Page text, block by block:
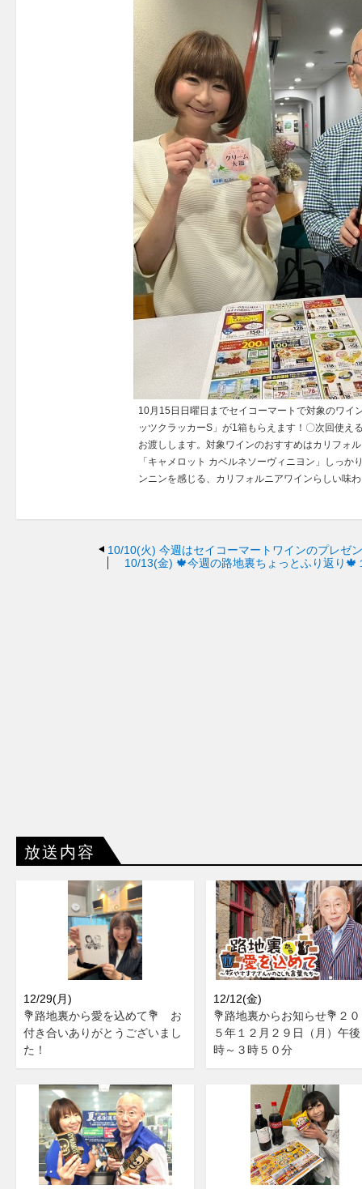
10月15日日曜日までセイコーマートで対象のワイ
ッツクラッカーS」が1箱もらえます！〇次回使え
お渡しします。対象ワインのおすすめはカリフォ
「キャメロット カベルネソーヴィニヨン」しっか
ンニンを感じる、カリフォルニアワインらしい味
10/10(火) 今週はセイコーマートワインのプレゼ
10/13(金) 🍁今週の路地裏ちょっとふり返り
放送内容
12/29(月)
💐路地裏から愛を込めて💐 お
付き合いありがとうございまし
た！
12/12(金)
💐路地裏からお知らせ💐２
５年１２月２９日（月）午
時～３時５０分